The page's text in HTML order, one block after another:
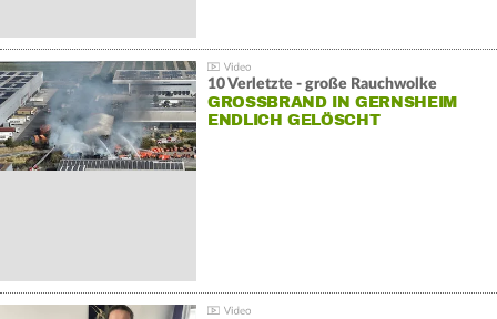
10 Verletzte - große Rauchwolke
GROSSBRAND IN GERNSHEIM E
NDLICH GELÖSCHT